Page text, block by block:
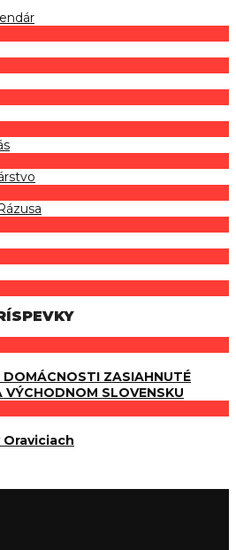
DOMÁCNOSTI ZASIAHNUTÉ
VÝCHODNOM SLOVENSKU